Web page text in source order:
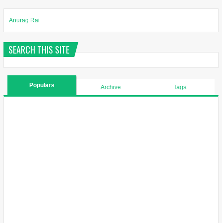
Anurag Rai
SEARCH THIS SITE
Populars Archive Tags